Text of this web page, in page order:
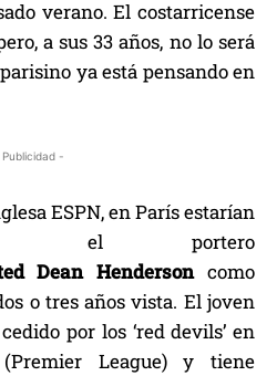
verano. El costarricense
a sus 33 años, no lo será
ya está pensando en
-
ESPN, en París estarían
el portero
DeanHendersoncomo
o tres años vista. El joven
por los ‘red devils’ en
League) y tiene